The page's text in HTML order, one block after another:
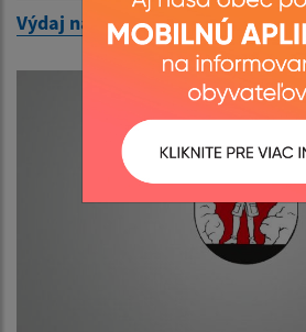
Výdaj naturálií AGROSPOL